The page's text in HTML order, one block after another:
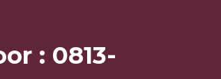
: 0813-